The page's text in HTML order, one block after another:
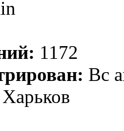
1172
Вс
Харьков